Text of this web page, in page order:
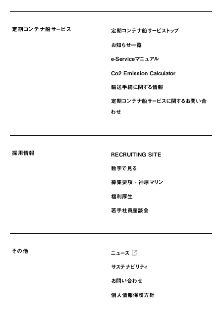
定期コンテナ船サービス 定期コンテナ船サービストップ
お知らせ一覧
e-Serviceマニュアル
Co2 Emission Calculator
輸送手続に関する情報
定期コンテナ船サービスに関するお問い合
わせ
採用情報 RECRUITING SITE
数字で見る
募集要項 - 神原マリン
福利厚生
若手社員座談会
その他 ニュース
サステナビリティ
お問い合わせ
個人情報保護方針